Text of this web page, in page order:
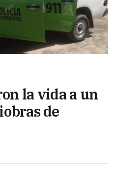
la vida a un
de